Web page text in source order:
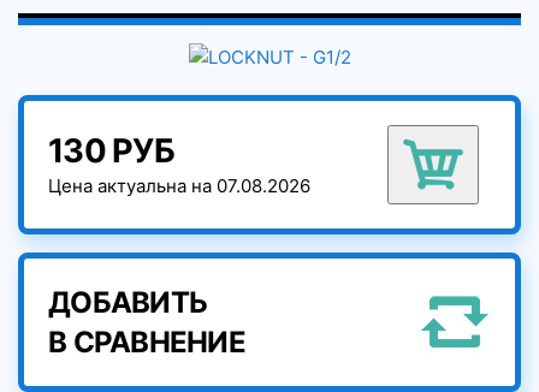
130 РУБ
Цена актуальна на 07.08.2026
ДОБАВИТЬ
В СРАВНЕНИЕ